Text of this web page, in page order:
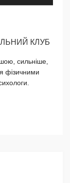
КЛУБ
сильніше,
фізичними